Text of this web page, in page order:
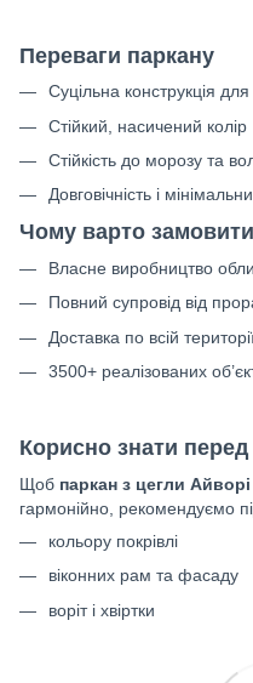
Переваги паркану
Суцільна конструкція
Стійкий, насичений колір
Стійкість до морозу та
Довговічність і
Чому варто
Власне виробництво
Повний супровід від
Доставка по всій
3500+ реалізованих
Корисно знати
Щоб паркан з цегли Айворі
гармонійно, рекомендуємо
кольору покрівлі
віконних рам та фасаду
воріт і хвіртки